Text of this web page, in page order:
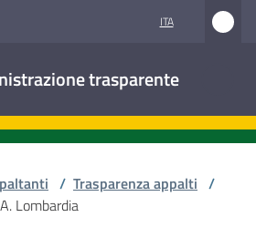
ITA
trasparente
/ Trasparenza appalti /
Lombardia